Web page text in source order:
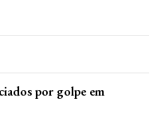
por golpe em